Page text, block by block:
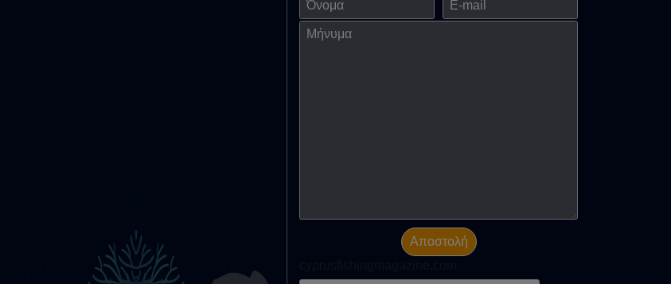
Μήνημα
Αποστολή